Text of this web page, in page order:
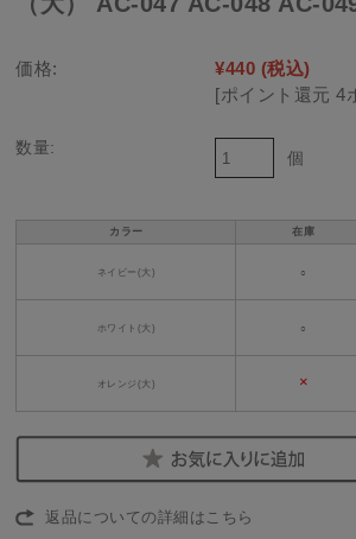
価格: ¥440 (税込)
[ポイント還元 4
数量:
個
カラー 在庫
ネイビー(大) ○
ホワイト(大) ○
オレンジ(大) ×
返品についての詳細はこちら